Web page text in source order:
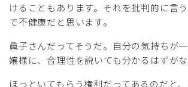
けることもあります。それを批判的に言
で不健康だと思います。
眞子さんだってそうだ。自分の気持ちが
嬢様に、合理性を説いても分かるはずがな
ほっといてもらう権利だってあるのだと